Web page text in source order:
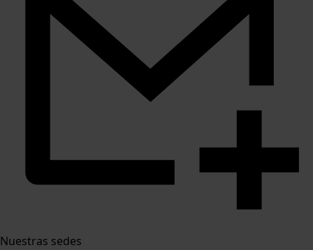
Nuestras sedes